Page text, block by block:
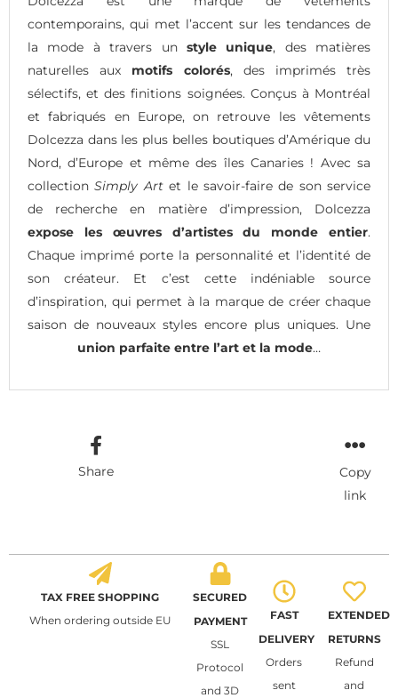
contemporains, qui met l’accent sur les tendances de
la mode à travers un style unique, des matières
naturelles aux motifs colorés, des imprimés très
sélectifs, et des finitions soignées. Conçus à Montréal
et fabriqués en Europe, on retrouve les vêtements
Dolcezza dans les plus belles boutiques d’Amérique du
Nord, d’Europe et même des îles Canaries ! Avec sa
collectionSimply Artet le savoir-faire de son service
de recherche en matière d’impression, Dolcezza
expose les œuvres d’artistes du monde entier.
Chaque imprimé porte la personnalité et l’identité de
son créateur. Et c’est cette indéniable source
d’inspiration, qui permet à la marque de créer chaque
saison de nouveaux styles encore plus uniques. Une
union parfaite entre l’art et la mode…
Share
Copy
link
TAX FREE SHOPPING
When ordering outside EU
SECURED
PAYMENT
SSL
Protocol
and 3D
FAST
DELIVERY
Orders
sent
EXTENDED
RETURNS
Refund
and